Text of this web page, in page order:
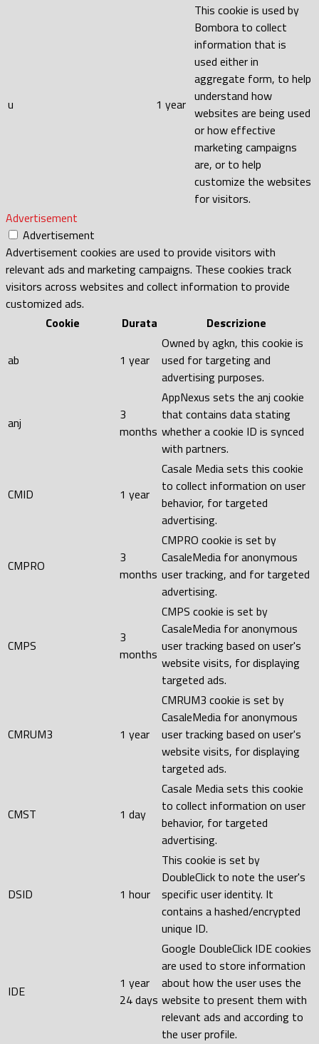
u 1 year
This cookie is used by
Bombora to collect
information that is
used either in
aggregate form, to help
understand how
websites are being used
or how effective
marketing campaigns
are, or to help
customize the websites
for visitors.
Advertisement
Advertisement
Advertisement cookies are used to provide visitors with
relevant ads and marketing campaigns. These cookies track
visitors across websites and collect information to provide
customized ads.
Cookie
Durata Descrizione
ab 1 year
Owned by agkn, this cookie is
used for targeting and
advertising purposes.
anj
3
months
AppNexus sets the anj cookie
that contains data stating
whether a cookie ID is synced
with partners.
CMID 1 year
Casale Media sets this cookie
to collect information on user
behavior, for targeted
advertising.
CMPRO
3
months
CMPRO cookie is set by
CasaleMedia for anonymous
user tracking, and for targeted
advertising.
CMPS
3
months
CMPS cookie is set by
CasaleMedia for anonymous
user tracking based on user's
website visits, for displaying
targeted ads.
CMRUM3 1 year
CMRUM3 cookie is set by
CasaleMedia for anonymous
user tracking based on user's
website visits, for displaying
targeted ads.
CMST 1 day
Casale Media sets this cookie
to collect information on user
behavior, for targeted
advertising.
DSID 1 hour
This cookie is set by
DoubleClick to note the user's
specific user identity. It
contains a hashed/encrypted
unique ID.
IDE
1 year
24 days
Google DoubleClick IDE cookies
are used to store information
about how the user uses the
website to present them with
relevant ads and according to
the user profile.